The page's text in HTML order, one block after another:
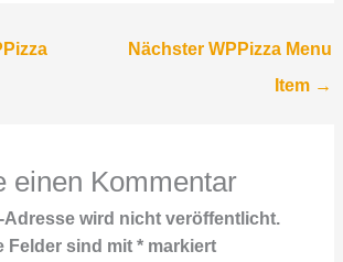
Nächster WPPizza Menu
Item →
einen Kommentar
Adresse wird nicht veröffentlicht.
Felder sind mit *markiert